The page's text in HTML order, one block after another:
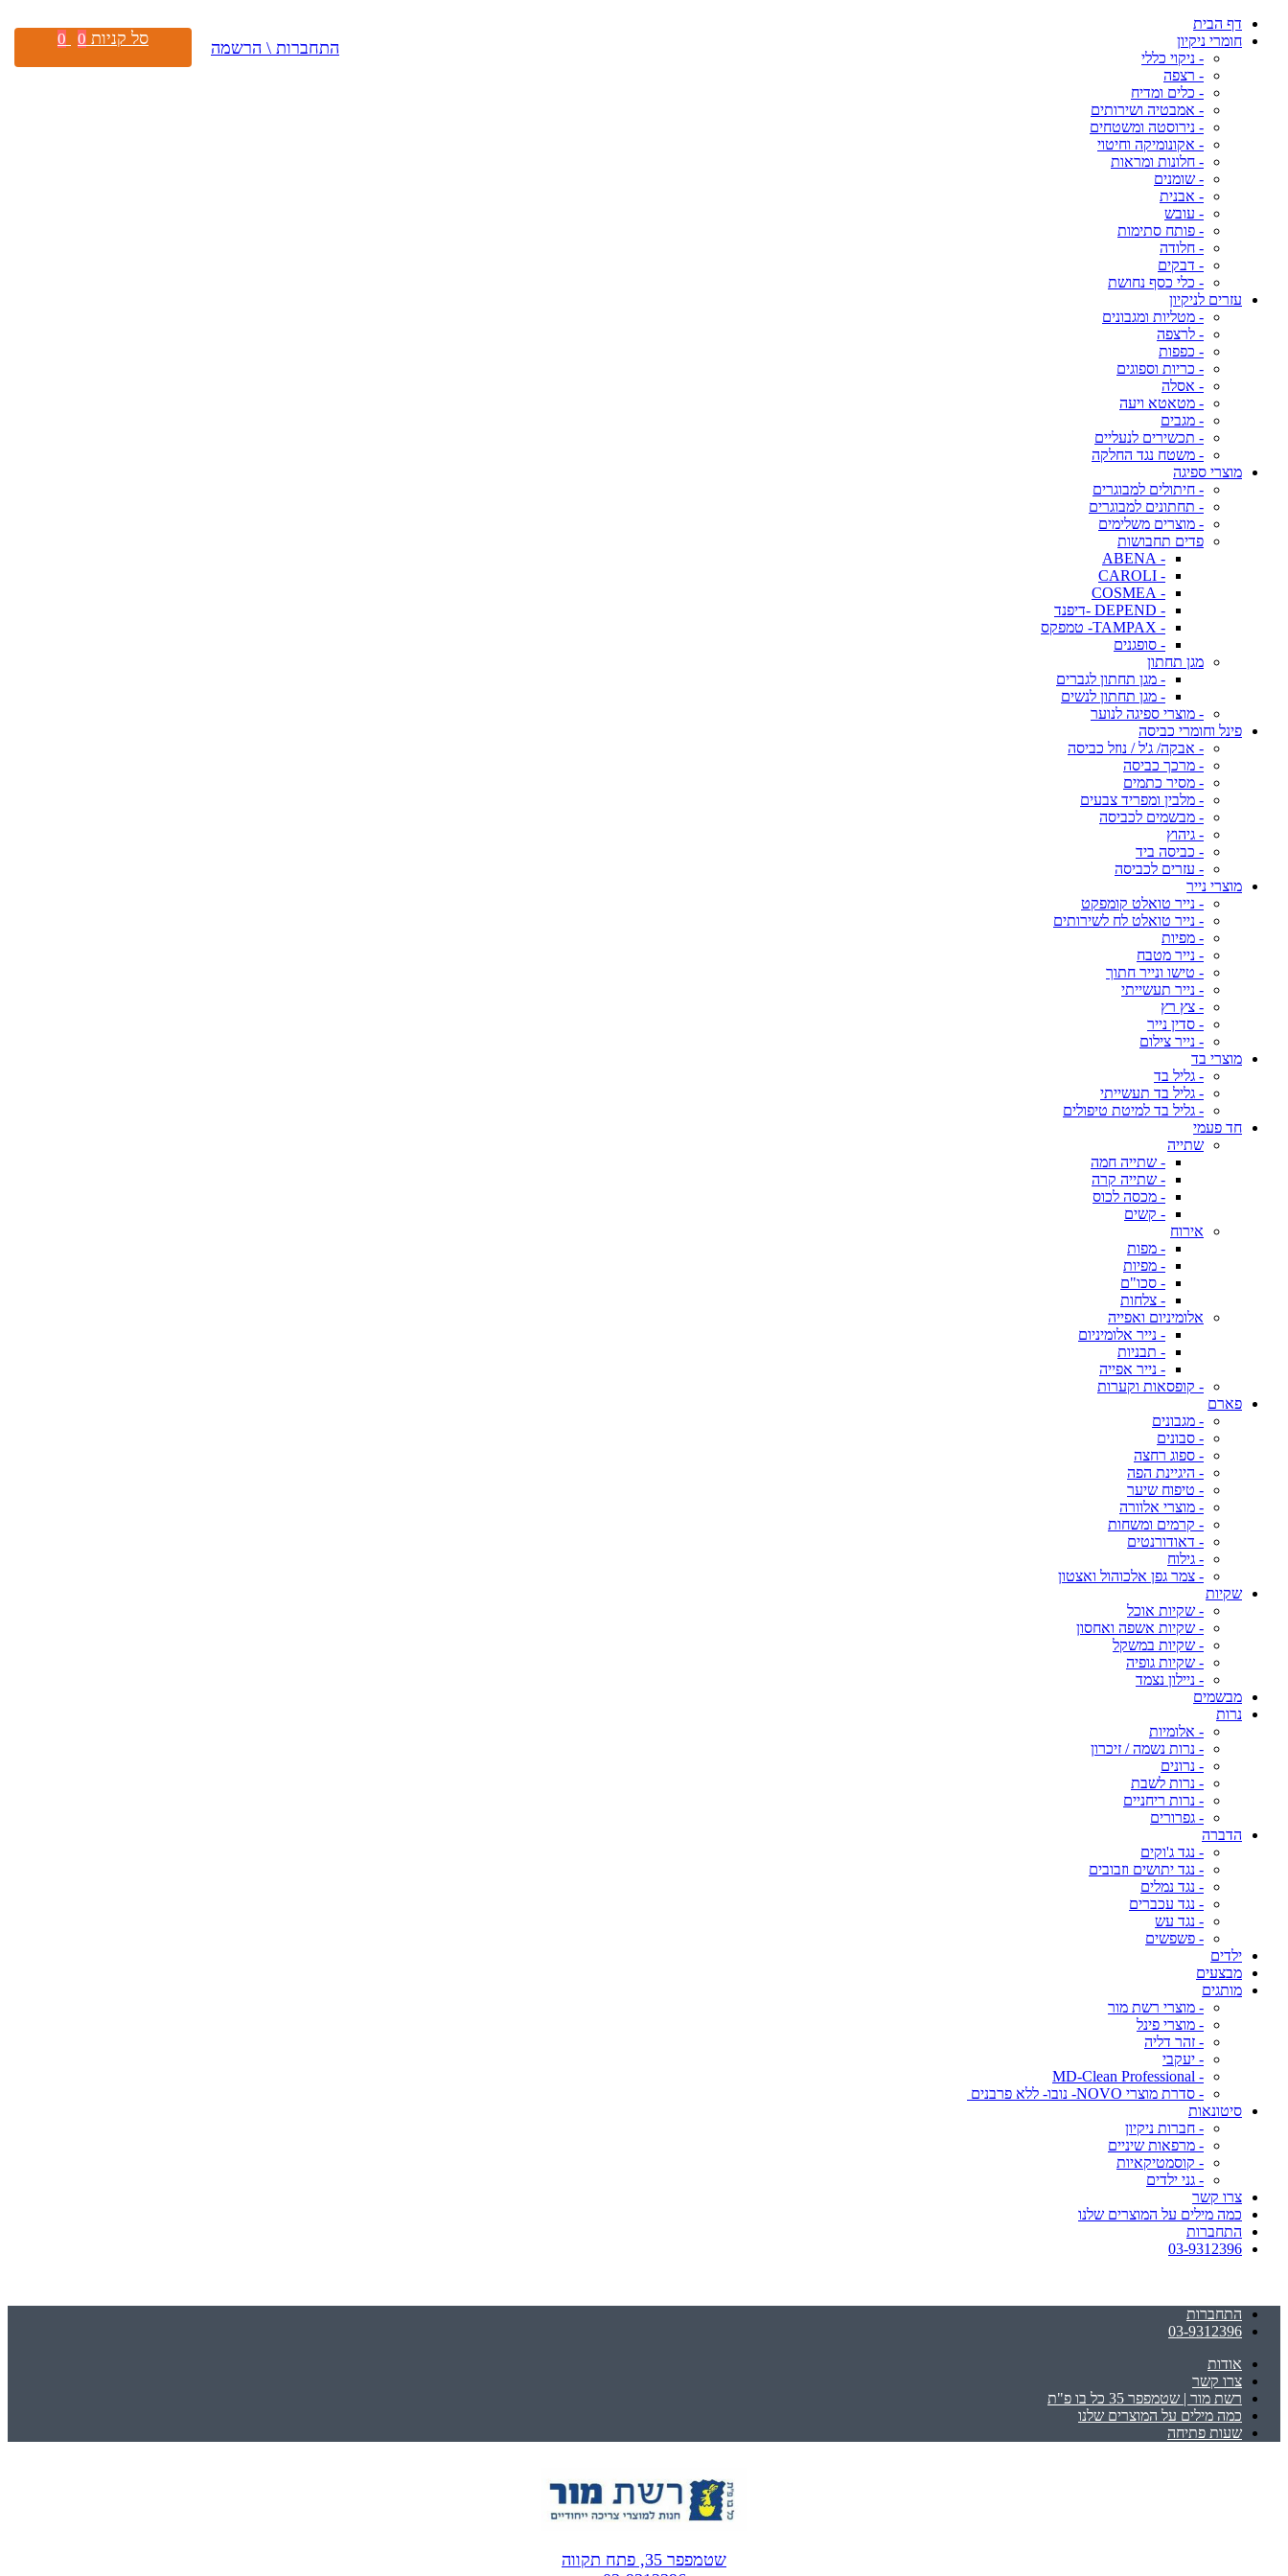
דף הבית
חומרי ניקיון
- ניקוי כללי
- רצפה
- כלים ומדיח
- אמבטיה ושירותים
- נירוסטה ומשטחים
- אקונומיקה וחיטוי
- חלונות ומראות
- שומנים
- אבנית
- עובש
- פותח סתימות
- חלודה
- דבקים
- כלי כסף נחושת
עזרים לניקיון
- מטליות ומגבונים
- לרצפה
- כפפות
- כריות וספוגים
- אסלה
- מטאטא ויעה
- מגבים
- תכשירים לנעליים
- משטח נגד החלקה
מוצרי ספיגה
- חיתולים למבוגרים
- תחתונים למבוגרים
- מוצרים משלימים
פדים תחבושות
- ABENA
- CAROLI
- COSMEA
- DEPEND -דיפנד
- TAMPAX- טמפקס
- סופגנים
מגן תחתון
- מגן תחתון לגברים
- מגן תחתון לנשים
- מוצרי ספיגה לנוער
פינל וחומרי כביסה
- אבקה/ ג'ל / נוזל כביסה
- מרכך כביסה
- מסיר כתמים
- מלבין ומפריד צבעים
- מבשמים לכביסה
- גיהוץ
- כביסה ביד
- עזרים לכביסה
מוצרי נייר
- נייר טואלט קומפקט
- נייר טואלט לח לשירותים
- מפיות
- נייר מטבח
- טישו ונייר חתוך
- נייר תעשייתי
- צץ רץ
- סדין נייר
- נייר צילום
מוצרי בד
- גליל בד
- גליל בד תעשייתי
- גליל בד למיטת טיפולים
חד פעמי
שתייה
- שתייה חמה
- שתייה קרה
- מכסה לכוס
- קשים
אירוח
- מפות
- מפיות
- סכו"ם
- צלחות
אלומיניום ואפייה
- נייר אלומיניום
- תבניות
- נייר אפייה
- קופסאות וקערות
פארם
- מגבונים
- סבונים
- ספוג רחצה
- היגיינת הפה
- טיפוח שיער
- מוצרי אלוורה
- קרמים ומשחות
- דאודורנטים
- גילוח
- צמר גפן אלכוהול ואצטון
שקיות
- שקיות אוכל
- שקיות אשפה ואחסון
- שקיות במשקל
- שקיות גופיה
- ניילון נצמד
מבשמים
נרות
- אלומיות
- נרות נשמה / זיכרון
- נרונים
- נרות לשבת
- נרות ריחניים
- גפרורים
הדברה
- נגד ג'וקים
- נגד יתושים וזבובים
- נגד נמלים
- נגד עכברים
- נגד עש
- פשפשים
ילדים
מבצעים
מותגים
- מוצרי רשת מור
- מוצרי פינל
- זהר דליה
- יעקבי
- MD-Clean Professional
- סדרת מוצרי NOVO- נובו- ללא פרבנים
סיטונאות
- חברות ניקיון
- מרפאות שיניים
- קוסמטיקאיות
- גני ילדים
צרו קשר
כמה מילים על המוצרים שלנו
התחברות
03-9312396
התחברות
03-9312396
אודות
צרו קשר
רשת מור | שטמפפר 35 כל בו פ"ת
כמה מילים על המוצרים שלנו
שעות פתיחה
שטמפפר 35, פתח תקווה
התחברות \ הרשמה סל קניות 0
0